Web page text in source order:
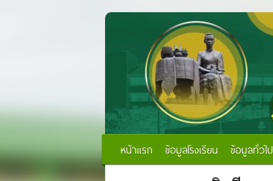
หน้าแรก ข้อมูลโรงเรียน ข้อมูลทั่วไป